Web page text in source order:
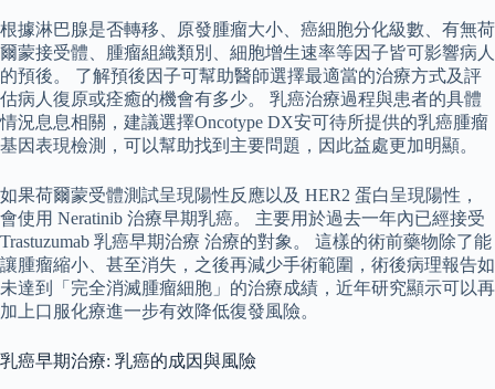
根據淋巴腺是否轉移、原發腫瘤大小、癌細胞分化級數、有無荷
爾蒙接受體、腫瘤組織類別、細胞增生速率等因子皆可影響病人
的預後。 了解預後因子可幫助醫師選擇最適當的治療方式及評
估病人復原或痊癒的機會有多少。 乳癌治療過程與患者的具體
情況息息相關，建議選擇Oncotype DX安可待所提供的乳癌腫瘤
基因表現檢測，可以幫助找到主要問題，因此益處更加明顯。
如果荷爾蒙受體測試呈現陽性反應以及 HER2 蛋白呈現陽性，
會使用 Neratinib 治療早期乳癌。 主要用於過去一年內已經接受
Trastuzumab 乳癌早期治療 治療的對象。 這樣的術前藥物除了能
讓腫瘤縮小、甚至消失，之後再減少手術範圍，術後病理報告如
未達到「完全消滅腫瘤細胞」的治療成績，近年研究顯示可以再
加上口服化療進一步有效降低復發風險。
乳癌早期治療: 乳癌的成因與風險